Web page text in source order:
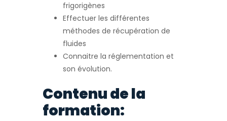
frigorigènes
Effectuer les différentes
méthodes de récupération de
fluides
Connaitre la réglementation et
son évolution.
Contenu de la
formation: